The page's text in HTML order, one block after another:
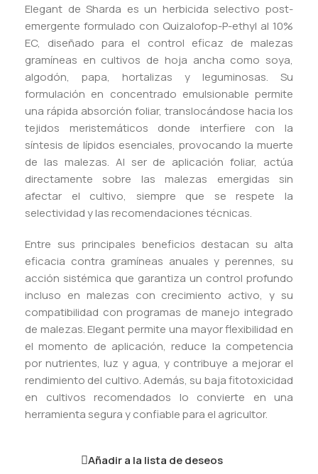
Elegant de Sharda es un herbicida selectivo post-
emergente formulado con Quizalofop-P-ethyl al 10%
EC, diseñado para el control eficaz de malezas
gramíneas en cultivos de hoja ancha como soya,
algodón, papa, hortalizas y leguminosas. Su
formulación en concentrado emulsionable permite
una rápida absorción foliar, translocándose hacia los
tejidos meristemáticos donde interfiere con la
síntesis de lípidos esenciales, provocando la muerte
de las malezas. Al ser de aplicación foliar, actúa
directamente sobre las malezas emergidas sin
afectar el cultivo, siempre que se respete la
selectividad y las recomendaciones técnicas.
Entre sus principales beneficios destacan su alta
eficacia contra gramíneas anuales y perennes, su
acción sistémica que garantiza un control profundo
incluso en malezas con crecimiento activo, y su
compatibilidad con programas de manejo integrado
de malezas. Elegant permite una mayor flexibilidad en
el momento de aplicación, reduce la competencia
por nutrientes, luz y agua, y contribuye a mejorar el
rendimiento del cultivo. Además, su baja fitotoxicidad
en cultivos recomendados lo convierte en una
herramienta segura y confiable para el agricultor.
Añadir a la lista de deseos